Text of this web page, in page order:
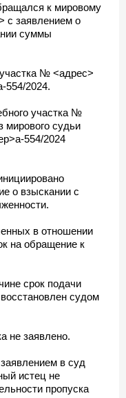
к мировому
с заявлением о
суммы
№ <адрес>
554/2024.
участка №
мирового судьи
554/2024
о взыскании с
в отношении
на обращение к
срок подачи
судом
не заявлено.
в суд
истец не
пропуска